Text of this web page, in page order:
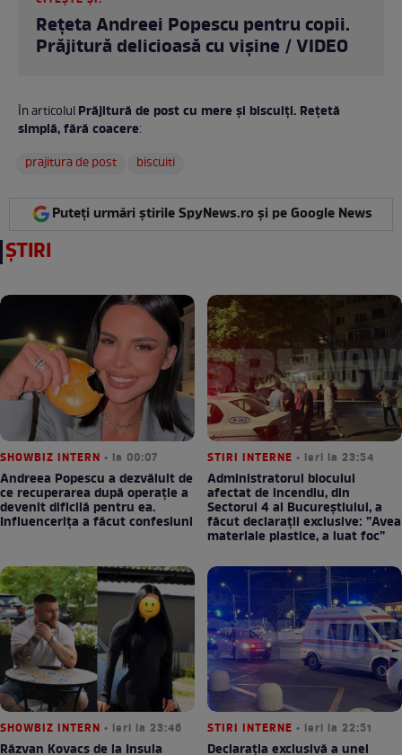
Rețeta Andreei Popescu pentru copii.
Prăjitură delicioasă cu vișine / VIDEO
În articolulPrăjitură de post cu mere și biscuiți. Rețetă
simplă, fără coacere:
prajitura de post
biscuiti
Puteți urmări știrile SpyNews.ro și pe Google News
ȘTIRI
SHOWBIZ INTERN • la 00:07
Andreea Popescu a dezvăluit de
ce recuperarea după operație a
devenit dificilă pentru ea.
Influencerița a făcut confesiuni
STIRI INTERNE • ieri la 23:54
Administratorul blocului
afectat de incendiu, din
Sectorul 4 al Bucureștiului, a
făcut declarații exclusive: ”Avea
materiale plastice, a luat foc”
SHOWBIZ INTERN • ieri la 23:46
Răzvan Kovacs de la Insula
STIRI INTERNE • ieri la 22:51
Declarația exclusivă a unei